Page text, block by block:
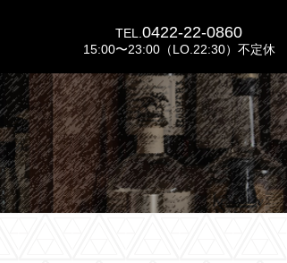
バーウッディTOP
バー ウッディについて
メニュー＆料金
おすすめカクテル
TEL.0422-22-0860
15:00〜23:00（LO.22:30）不定休